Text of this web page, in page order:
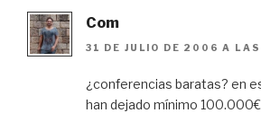
Com
31 DE JULIO DE 2006 A
¿conferencias baratas? en
han dejado mínimo